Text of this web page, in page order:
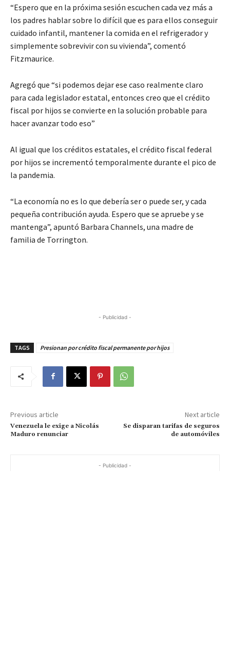
“Espero que en la próxima sesión escuchen cada vez más a
los padres hablar sobre lo difícil que es para ellos conseguir
cuidado infantil, mantener la comida en el refrigerador y
simplemente sobrevivir con su vivienda”, comentó
Fitzmaurice.
Agregó que “si podemos dejar ese caso realmente claro
para cada legislador estatal, entonces creo que el crédito
fiscal por hijos se convierte en la solución probable para
hacer avanzar todo eso”
Al igual que los créditos estatales, el crédito fiscal federal
por hijos se incrementó temporalmente durante el pico de
la pandemia.
“La economía no es lo que debería ser o puede ser, y cada
pequeña contribución ayuda. Espero que se apruebe y se
mantenga”, apuntó Barbara Channels, una madre de
familia de Torrington.
- Publicidad -
TAGS Presionan por crédito fiscal permanente por hijos
Previous article
Venezuela le exige a Nicolás
Maduro renunciar
Next article
Se disparan tarifas de seguros
de automóviles
- Publicidad -